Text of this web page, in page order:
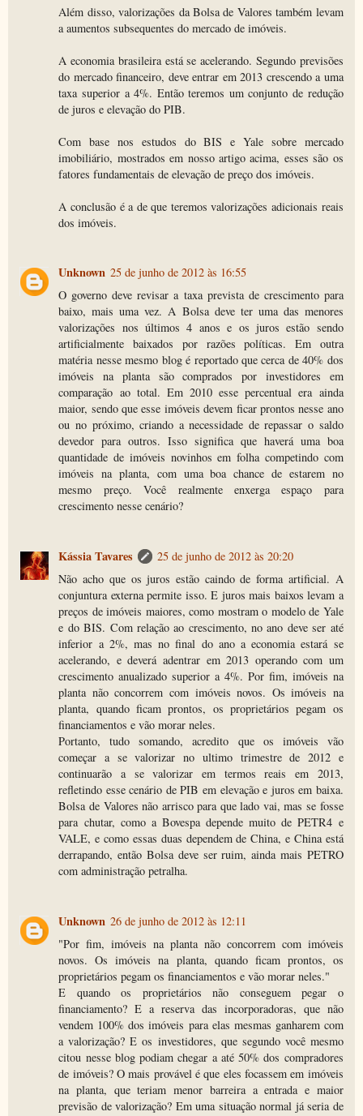
Além disso, valorizações da Bolsa de Valores também levam
a aumentos subsequentes do mercado de imóveis.
A economia brasileira está se acelerando. Segundo previsões
do mercado financeiro, deve entrar em 2013 crescendo a uma
taxa superior a 4%. Então teremos um conjunto de redução
de juros e elevação do PIB.
Com base nos estudos do BIS e Yale sobre mercado
imobiliário, mostrados em nosso artigo acima, esses são os
fatores fundamentais de elevação de preço dos imóveis.
A conclusão é a de que teremos valorizações adicionais reais
dos imóveis.
Unknown 25 de junho de 2012 às 16:55
O governo deve revisar a taxa prevista de crescimento para
baixo, mais uma vez. A Bolsa deve ter uma das menores
valorizações nos últimos 4 anos e os juros estão sendo
artificialmente baixados por razões políticas. Em outra
matéria nesse mesmo blog é reportado que cerca de 40% dos
imóveis na planta são comprados por investidores em
comparação ao total. Em 2010 esse percentual era ainda
maior, sendo que esse imóveis devem ficar prontos nesse ano
ou no próximo, criando a necessidade de repassar o saldo
devedor para outros. Isso significa que haverá uma boa
quantidade de imóveis novinhos em folha competindo com
imóveis na planta, com uma boa chance de estarem no
mesmo preço. Você realmente enxerga espaço para
crescimento nesse cenário?
Kássia Tavares
25 de junho de 2012 às 20:20
Não acho que os juros estão caindo de forma artificial. A
conjuntura externa permite isso. E juros mais baixos levam a
preços de imóveis maiores, como mostram o modelo de Yale
e do BIS. Com relação ao crescimento, no ano deve ser até
inferior a 2%, mas no final do ano a economia estará se
acelerando, e deverá adentrar em 2013 operando com um
crescimento anualizado superior a 4%. Por fim, imóveis na
planta não concorrem com imóveis novos. Os imóveis na
planta, quando ficam prontos, os proprietários pegam os
financiamentos e vão morar neles.
Portanto, tudo somando, acredito que os imóveis vão
começar a se valorizar no ultimo trimestre de 2012 e
continuarão a se valorizar em termos reais em 2013,
refletindo esse cenário de PIB em elevação e juros em baixa.
Bolsa de Valores não arrisco para que lado vai, mas se fosse
para chutar, como a Bovespa depende muito de PETR4 e
VALE, e como essas duas dependem de China, e China está
derrapando, então Bolsa deve ser ruim, ainda mais PETRO
com administração petralha.
Unknown 26 de junho de 2012 às 12:11
"Por fim, imóveis na planta não concorrem com imóveis
novos. Os imóveis na planta, quando ficam prontos, os
proprietários pegam os financiamentos e vão morar neles."
E quando os proprietários não conseguem pegar o
financiamento? E a reserva das incorporadoras, que não
vendem 100% dos imóveis para elas mesmas ganharem com
a valorização? E os investidores, que segundo você mesmo
citou nesse blog podiam chegar a até 50% dos compradores
de imóveis? O mais provável é que eles focassem em imóveis
na planta, que teriam menor barreira a entrada e maior
previsão de valorização? Em uma situação normal já seria de